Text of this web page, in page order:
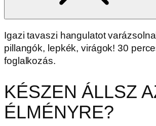
Igazi tavaszi hangulatot
pillangók, lepkék, virágok! 30
foglalkozás.
KÉSZEN ÁLLSZ
ÉLMÉNYRE?